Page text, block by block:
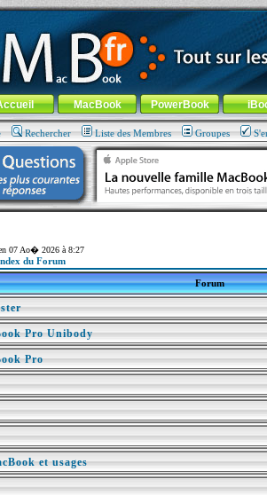
Apple... 100% nomade !
-Aller au menu général-Aller au menu de
général MacBook PowerBook
Rechercher Liste des Membres Groupes
07 Ao� 2026 à 8:27
du Forum
Forum
Pro Unibody
Pro
et usages